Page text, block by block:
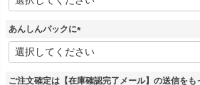
必
)
あんしんパックに
(
必
ご注文確定は【在庫確認完了メール】の送信をも